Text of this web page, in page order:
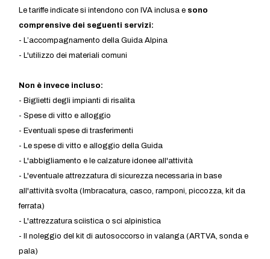
Le tariffe indicate si intendono con IVA inclusa e sono
comprensive dei seguenti servizi:
- L’accompagnamento della Guida Alpina
- L'utilizzo dei materiali comuni
Non è invece incluso:
- Biglietti degli impianti di risalita
- Spese di vitto e alloggio
- Eventuali spese di trasferimenti
- Le spese di vitto e alloggio della Guida
- L'abbigliamento e le calzature idonee all'attività
- L'eventuale attrezzatura di sicurezza necessaria in base
all'attività svolta (Imbracatura, casco, ramponi, piccozza, kit da
ferrata)
- L'attrezzatura sciistica o sci alpinistica
- Il noleggio del kit di autosoccorso in valanga (ARTVA, sonda e
pala)